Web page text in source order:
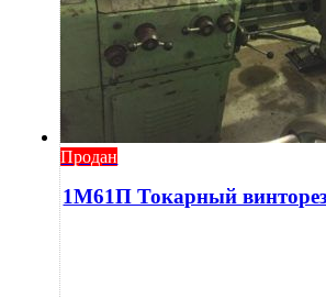
Продан
1М61П Токарный